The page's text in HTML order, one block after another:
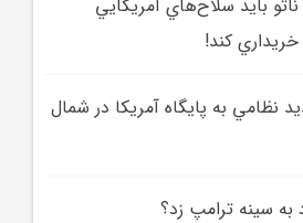
بايد سلاح‌هاي آمريکايي
کند!
نظامي به پايگاه آمريکا در شمال
سينه ترامپ زد؟